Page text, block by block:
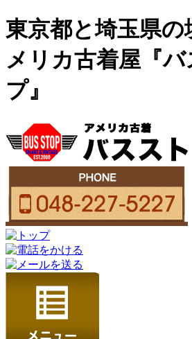
東京都と埼玉県の
メリカ古着屋『バ
プ』